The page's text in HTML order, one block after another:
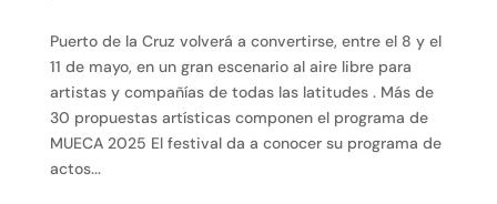
Puerto de la Cruz volverá a convertirse, entre el 8 y el
11 de mayo, en un gran escenario al aire libre para
artistas y compañías de todas las latitudes . Más de
30 propuestas artísticas componen el programa de
MUECA 2025 El festival da a conocer su programa de
actos...